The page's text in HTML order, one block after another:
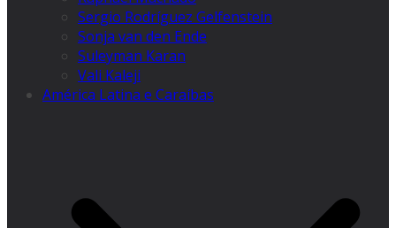
Sergio Rodríguez Gelfenstein
Sonja van den Ende
Suleyman Karan
Vali Kaleji
América Latina e Caraíbas